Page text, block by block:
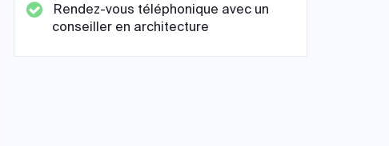
Rendez-vous téléphonique avec un
conseiller en architecture